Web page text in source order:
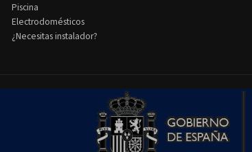
Piscina
Electrodomésticos
¿Necesitas instalador?